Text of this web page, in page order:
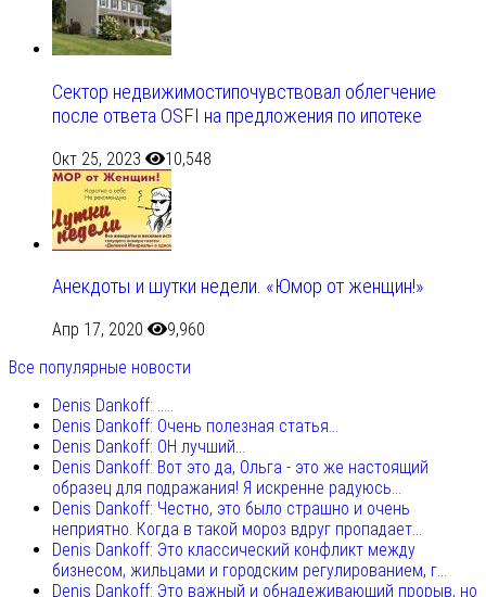
Сектор недвижимостипочувствовал облегчение
после ответа OSFI на предложения по ипотеке
Окт 25, 2023 10,548
Анекдоты и шутки недели. «Юмор от женщин!»
Апр 17, 2020
9,960
Все популярные новости
Denis Dankoff: .....
Denis Dankoff: Очень полезная статья...
Denis Dankoff: ОН лучший...
Denis Dankoff: Вот это да, Ольга - это же настоящий
образец для подражания! Я искренне радуюсь...
Denis Dankoff: Честно, это было страшно и очень
неприятно. Когда в такой мороз вдруг пропадает...
Denis Dankoff: Это классический конфликт между
бизнесом, жильцами и городским регулированием, г...
Denis Dankoff: Это важный и обнадеживающий прорыв, но